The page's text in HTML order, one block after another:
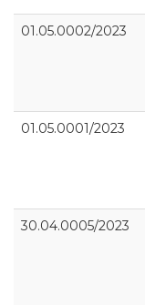
01.05.0002/2023
01.05.0001/2023
30.04.0005/2023